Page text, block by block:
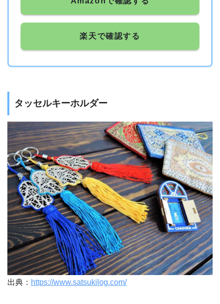
楽天で確認する
タッセルキーホルダー
出典： https://www.satsukilog.com/